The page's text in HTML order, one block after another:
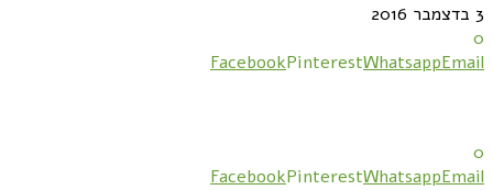
3 בדצמבר 2016
0
FacebookPinterestWhatsappEmail
0
FacebookPinterestWhatsappEmail